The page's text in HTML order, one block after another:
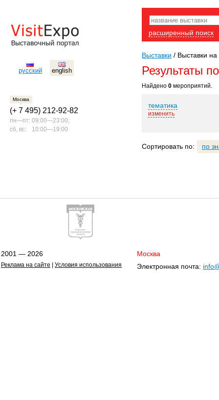
русский english
Москва
(+ 7 495) 212-92-82
пн—пт: 09:00—23:00;
сб, вс:
10:00—19:00
расширенный поиск
Выставки / Выставки на
Результаты
Найдено 0 мероприятий.
тематика
изменить
Сортировать по: по
2001 — 2026
Реклама на сайте Условия использования
Москва
Электронная почта: